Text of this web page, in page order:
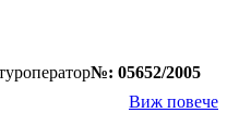
№: 05652/2005
Виж повече